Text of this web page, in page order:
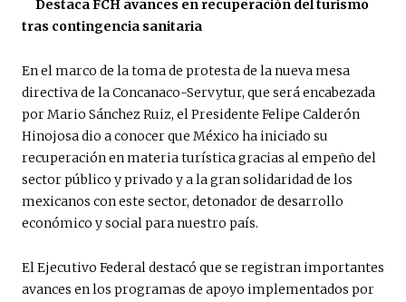
Destaca FCH avances en recuperación del turismo
tras contingencia sanitaria
En el marco de la toma de protesta de la nueva mesa
directiva de la Concanaco-Servytur, que será encabezada
por Mario Sánchez Ruiz, el Presidente Felipe Calderón
Hinojosa dio a conocer que México ha iniciado su
recuperación en materia turística gracias al empeño del
sector público y privado y a la gran solidaridad de los
mexicanos con este sector, detonador de desarrollo
económico y social para nuestro país.
El Ejecutivo Federal destacó que se registran importantes
avances en los programas de apoyo implementados por